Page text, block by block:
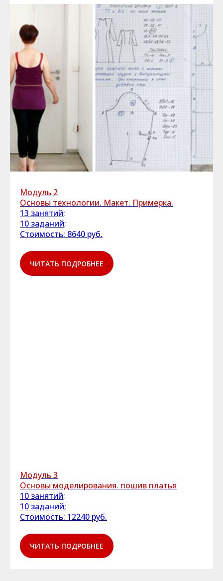
Модуль 2
Основы технологии. Макет. Примерка.
13 занятий;
10 заданий;
Стоимость: 8640 руб.
ЧИТАТЬ ПОДРОБНЕЕ
Модуль 3
Основы моделирования. пошив платья
10 занятий;
10 заданий;
Стоимость: 12240 руб.
ЧИТАТЬ ПОДРОБНЕЕ